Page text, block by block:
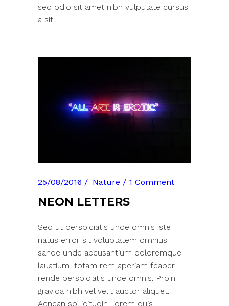
sed odio sit amet nibh vulputate cursus
a sit...
25/08/2016 Nature 1 Comment
NEON LETTERS
Sed ut perspiciatis unde omnis iste
natus error sit voluptatem omnius
sande unde accusantium doloremque
lauatium, totam rem aperiam feaber
rende perspiciatis unde omnis. Proin
gravida nibh vel velit auctor aliquet.
Aenean sollicitudin, lorem quis